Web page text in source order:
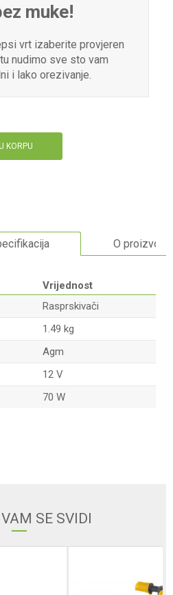
muke!
vrt izaberite provjeren
nudimo sve sto vam
i lako orezivanje.
KORPU
O proizvodu
Vrijednost
Rasprskivači
1.49 kg
Agm
12 V
70 W
SE SVIDI